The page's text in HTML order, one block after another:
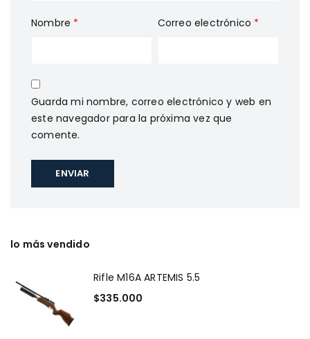
lo más vendido
Rifle M16A ARTEMIS 5.5
$335.000
Nombre * Correo electrónico *
Guarda mi nombre, correo electrónico y web en
este navegador para la próxima vez que
comente.